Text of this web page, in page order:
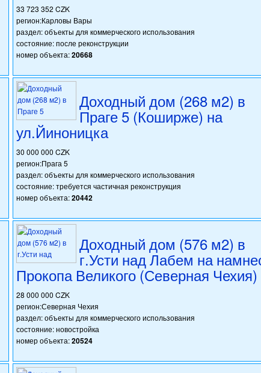
33 723 352 CZK
регион:Карловы Вары
раздел: объекты для коммерческого использования
состояние: после реконструкции
номер объекта:20668
Доходный дом (268 м2) в
Праге 5 (Коширже) на
ул.Йиноницка
30 000 000 CZK
регион:Прага 5
раздел: объекты для коммерческого использования
состояние: требуется частичная реконструкция
номер объекта:20442
Доходный дом (576 м2) в
г.Усти над Лабем на
Прокопа Великого (Северная Чехия)
28 000 000 CZK
регион:Северная Чехия
раздел: объекты для коммерческого использования
состояние: новостройка
номер объекта:20524